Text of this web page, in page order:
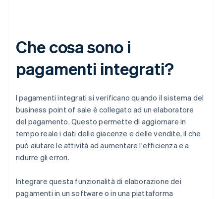
Che cosa sono i
pagamenti integrati?
I pagamenti integrati si verificano quando il sistema del
business point of sale è collegato ad un elaboratore
del pagamento. Questo permette di aggiornare in
tempo reale i dati delle giacenze e delle vendite, il che
può aiutare le attività ad aumentare l'efficienza e a
ridurre gli errori.
Integrare questa funzionalità di elaborazione dei
pagamenti in un software o in una piattaforma